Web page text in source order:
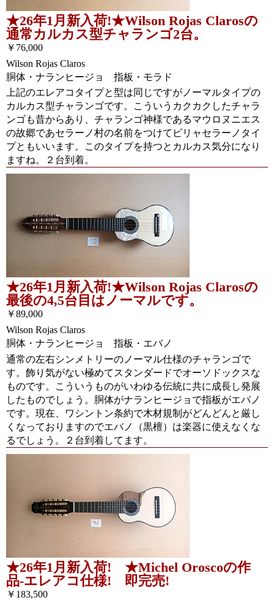
★26年1月新入荷!★Wilson Rojas Clarosの
通常カルカス型チャランゴ2台。
￥76,000
Wilson Rojas Claros
胴体・ナランヒージョ 指板・モラド
上記のエレアコタイプと型は同じですがノーマルタイプの
カルカス型チャランゴです。こういうカクカクしたチャラ
ンゴも昔からあり、チャランゴ神様であるマウロヌニエス
の故郷であセラーノ村の名前をつけてビリャセラーノタイ
プともいいます。このタイプを持つとカルカス気分になり
ますね。２台到着。
★26年1月新入荷!★Wilson Rojas Clarosの
最後の4,5台目はノーマルです。
￥89,000
Wilson Rojas Claros
胴体・ナランヒージョ 指板・エバノ
通常の左右シンメトリーのノーマル仕様のチャランゴで
す。飾り気がない極めてスタンダードでオーソドックスな
ものです。こういうものがいわゆる伝統に共に成長し発展
したものでしょう。胴体がナランヒージョで指板がエバノ
です。現在、ワシントン条約で木材規制がどんどんと厳し
くなっておりますのでエバノ（黒檀）は楽器に使えなくな
るでしょう。２台到着してます。
★26年1月新入荷! ★Michel Oroscoの作
品-エレアコ仕様! 即完売!
￥183,500